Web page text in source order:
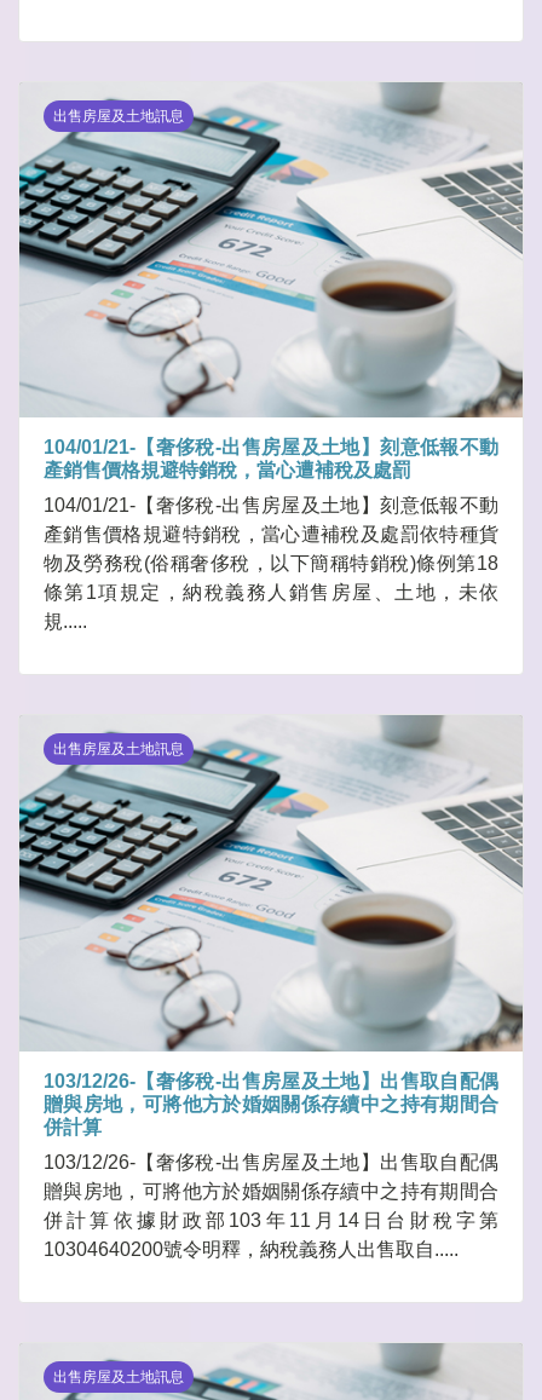
出售房屋及土地訊息
104/01/21-【奢侈稅-出售房屋及土地】刻意低報不動
產銷售價格規避特銷稅，當心遭補稅及處罰
104/01/21-【奢侈稅-出售房屋及土地】刻意低報不動
產銷售價格規避特銷稅，當心遭補稅及處罰依特種貨
物及勞務稅(俗稱奢侈稅，以下簡稱特銷稅)條例第18
條第1項規定，納稅義務人銷售房屋、土地，未依
規.....
出售房屋及土地訊息
103/12/26-【奢侈稅-出售房屋及土地】出售取自配偶
贈與房地，可將他方於婚姻關係存續中之持有期間合
併計算
103/12/26-【奢侈稅-出售房屋及土地】出售取自配偶
贈與房地，可將他方於婚姻關係存續中之持有期間合
併計算依據財政部103年11月14日台財稅字第
10304640200號令明釋，納稅義務人出售取自.....
出售房屋及土地訊息